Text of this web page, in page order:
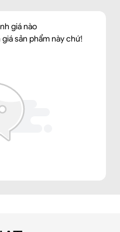
giá nào
sản phẩm này chứ!